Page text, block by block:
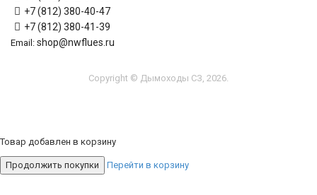
+7 (812) 380-40-47
+7 (812) 380-41-39
Email: shop@nwflues.ru
Copyright © Дымоходы СЗ, 2026.
Товар добавлен в корзину
Продолжить покупки Перейти в корзину